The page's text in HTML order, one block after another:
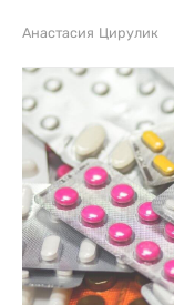
Анастасия Цирулик